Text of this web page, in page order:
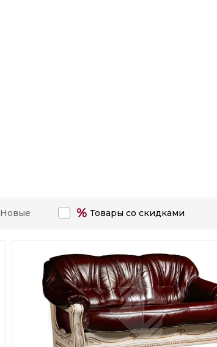
Новые % Товары со скидками